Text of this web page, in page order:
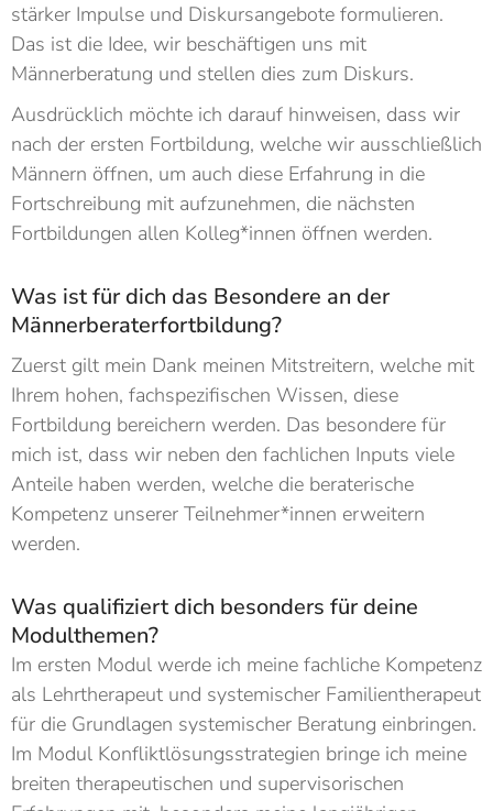
stärker Impulse und Diskursangebote formulieren.
Das ist die Idee, wir beschäftigen uns mit
Männerberatung und stellen dies zum Diskurs.
Ausdrücklich möchte ich darauf hinweisen, dass wir
nach der ersten Fortbildung, welche wir ausschließlich
Männern öffnen, um auch diese Erfahrung in die
Fortschreibung mit aufzunehmen, die nächsten
Fortbildungen allen Kolleg*innen öffnen werden.
Was ist für dich das Besondere an der
Männerberaterfortbildung?
Zuerst gilt mein Dank meinen Mitstreitern, welche mit
Ihrem hohen, fachspezifischen Wissen, diese
Fortbildung bereichern werden. Das besondere für
mich ist, dass wir neben den fachlichen Inputs viele
Anteile haben werden, welche die beraterische
Kompetenz unserer Teilnehmer*innen erweitern
werden.
Was qualifiziert dich besonders für deine
Modulthemen?
Im ersten Modul werde ich meine fachliche Kompetenz
als Lehrtherapeut und systemischer Familientherapeut
für die Grundlagen systemischer Beratung einbringen.
Im Modul Konfliktlösungsstrategien bringe ich meine
breiten therapeutischen und supervisorischen